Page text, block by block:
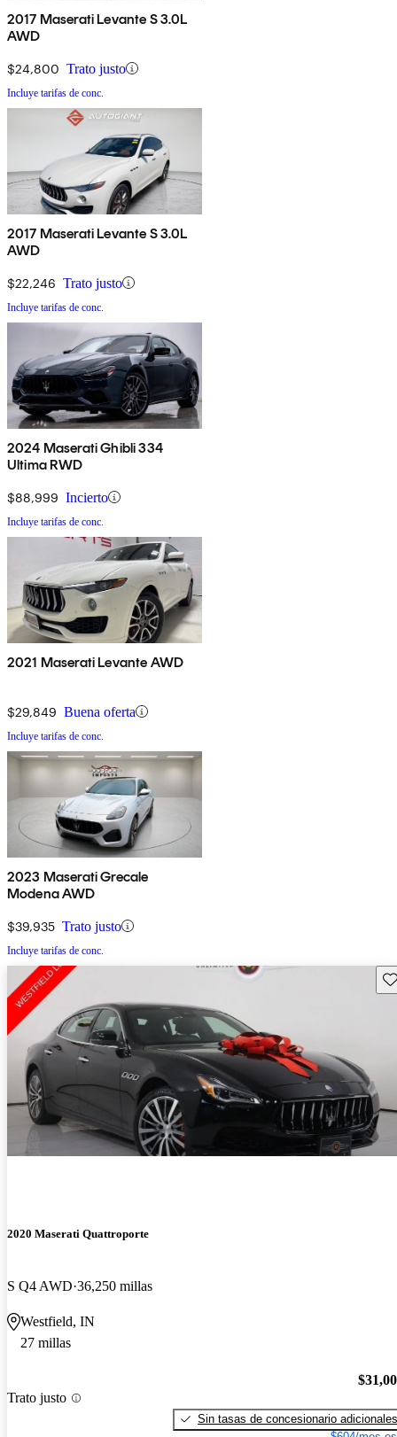
2017 Maserati Levante S 3.0L
AWD
$24,800 Trato justo
Incluye tarifas de conc.
2017 Maserati Levante S 3.0L
AWD
$22,246 Trato justo
Incluye tarifas de conc.
2024 Maserati Ghibli 334
Ultima RWD
$88,999 Incierto
Incluye tarifas de conc.
2021 Maserati Levante AWD
$29,849 Buena oferta
Incluye tarifas de conc.
2023 Maserati Grecale
Modena AWD
$39,935 Trato justo
Incluye tarifas de conc.
2020 Maserati Quattroporte
S Q4 AWD 36,250 millas
Westfield, IN
27 millas
Trato justo
Sin tasas de concesionario adicionales